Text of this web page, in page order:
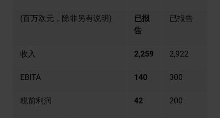
(百万欧元，除非另有说明)
已报
告
已报告
收入 2,259 2,922
EBITA 140 300
税前利润 42 200